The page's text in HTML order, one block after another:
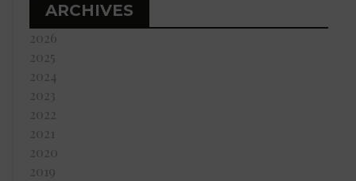
ARCHIVES
2026
2025
2024
2023
2022
2021
2020
2019